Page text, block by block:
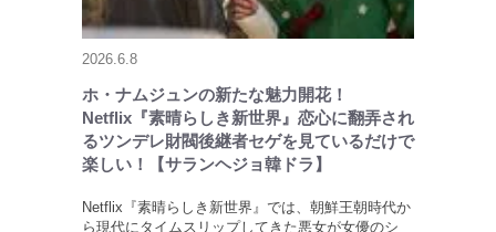
2026.6.8
ホ・ナムジュンの新たな魅力開花！
Netflix『素晴らしき新世界』恋心に翻弄され
るツンデレ財閥後継者セゲを見ているだけで
楽しい！【サランヘジョ韓ドラ】
Netflix『素晴らしき新世界』では、朝鮮王朝時代か
ら現代にタイムスリップしてきた悪女が女優のシ